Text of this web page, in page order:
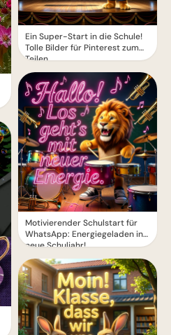
Ein Super-Start in die Schule!
Tolle Bilder für Pinterest zum
Teilen.
Motivierender Schulstart für
WhatsApp: Energiegeladen ins
neue Schuljahr!